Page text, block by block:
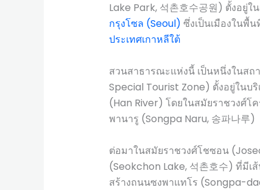
Lake Park, 석촌호수공원) ตั้งอยู่
กรุงโซล (Seoul) ซึ่งเป็นเมืองในพื้น
ประเทศเกาหลีใต้
สวนสาธารณะแห่งนี้ เป็นหนึ่งในสถ
Special Tourist Zone) ตั้งอยู่ในบ
(Han River) โดยในสมัยราชวงศ์โ
พานารู (Songpa Naru, 송파나루)
ต่อมาในสมัยราชวงศ์โชซอน
(Seokchon Lake, 석촌호수) ที่มีเ
สร้างถนนซงพาแทโร (Songpa-